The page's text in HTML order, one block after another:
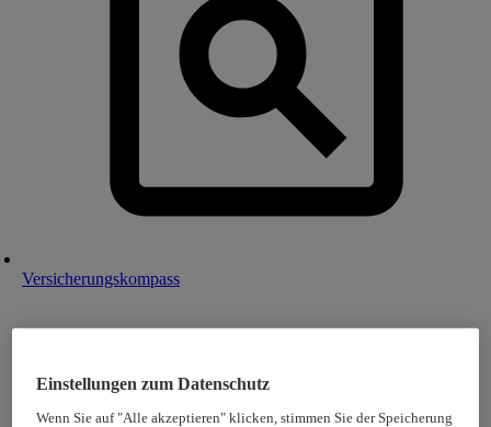
Versicherungskompass
Einstellungen zum Datenschutz
Wenn Sie auf "Alle akzeptieren" klicken, stimmen Sie der Speicherung